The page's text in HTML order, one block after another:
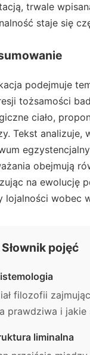
trwale
staje się
podejmuje
tożsamości
ciało,
Tekst analizuje,
obejmują
na ewolucję
lojalności wobec
Słownik pojęć
filozofii
prawdziwa i jakie
liminalna